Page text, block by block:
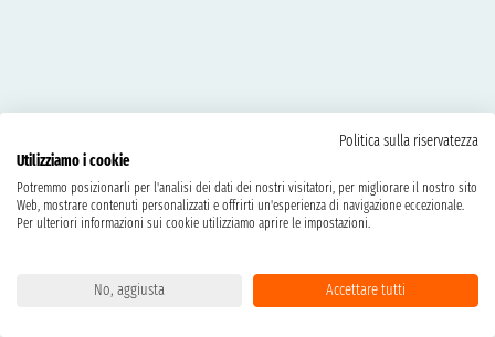
Politica sulla riservatezza
Utilizziamo i cookie
Potremmo posizionarli per l'analisi dei dati dei nostri visitatori, per migliorare il nostro sito
Web, mostrare contenuti personalizzati e offrirti un'esperienza di navigazione eccezionale.
Per ulteriori informazioni sui cookie utilizziamo aprire le impostazioni.
No, aggiusta Accettare tutti